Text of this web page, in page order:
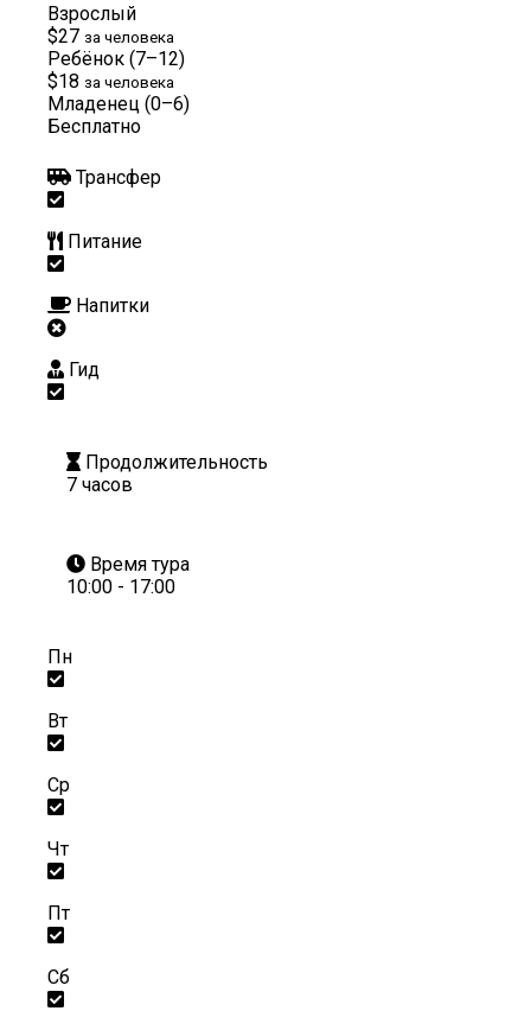
Взрослый
$27 за человека
Ребёнок (7–12)
$18 за человека
Младенец (0–6)
Бесплатно
Трансфер
Питание
Напитки
Гид
Продолжительность
7 часов
Время тура
10:00 - 17:00
Пн
Вт
Ср
Чт
Пт
Сб